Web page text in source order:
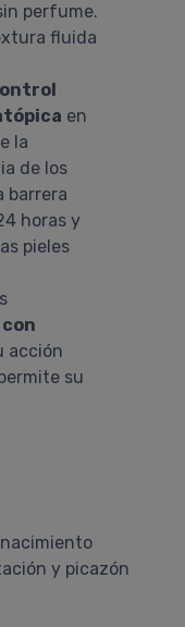
perfume.
fluida
en
la
de los
barrera
horas y
pieles
acción
su
y picazón